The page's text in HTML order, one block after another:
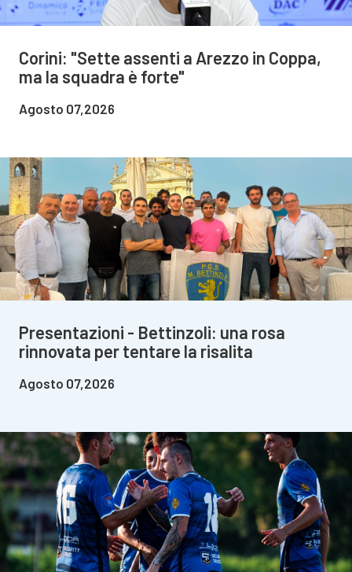
Corini: "Sette assenti a Arezzo in Coppa,
ma la squadra è forte"
Agosto 07,2026
Presentazioni - Bettinzoli: una rosa
rinnovata per tentare la risalita
Agosto 07,2026